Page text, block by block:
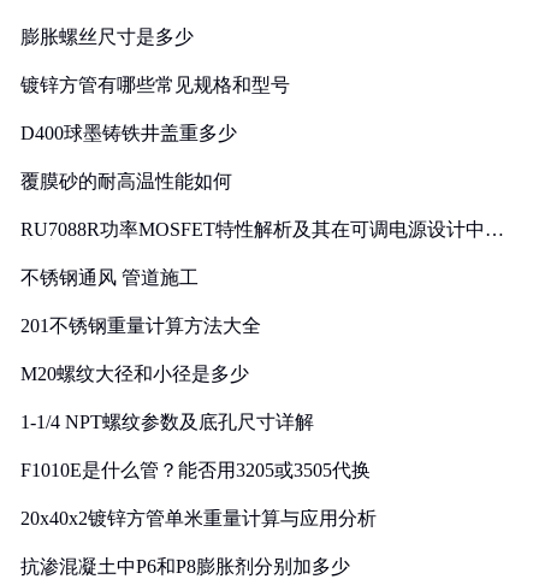
膨胀螺丝尺寸是多少
镀锌方管有哪些常见规格和型号
D400球墨铸铁井盖重多少
覆膜砂的耐高温性能如何
RU7088R功率MOSFET特性解析及其在可调电源设计中的
不锈钢通风 管道施工
201不锈钢重量计算方法大全
M20螺纹大径和小径是多少
1-1/4 NPT螺纹参数及底孔尺寸详解
F1010E是什么管？能否用3205或3505代换
20x40x2镀锌方管单米重量计算与应用分析
抗渗混凝土中P6和P8膨胀剂分别加多少